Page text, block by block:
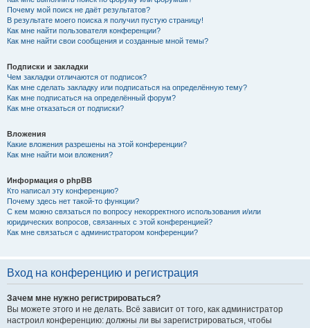
Почему мой поиск не даёт результатов?
В результате моего поиска я получил пустую страницу!
Как мне найти пользователя конференции?
Как мне найти свои сообщения и созданные мной темы?
Подписки и закладки
Чем закладки отличаются от подписок?
Как мне сделать закладку или подписаться на определённую тему?
Как мне подписаться на определённый форум?
Как мне отказаться от подписки?
Вложения
Какие вложения разрешены на этой конференции?
Как мне найти мои вложения?
Информация о phpBB
Кто написал эту конференцию?
Почему здесь нет такой-то функции?
С кем можно связаться по вопросу некорректного использования и/или
юридических вопросов, связанных с этой конференцией?
Как мне связаться с администратором конференции?
Вход на конференцию и регистрация
Зачем мне нужно регистрироваться?
Вы можете этого и не делать. Всё зависит от того, как администратор
настроил конференцию: должны ли вы зарегистрироваться, чтобы